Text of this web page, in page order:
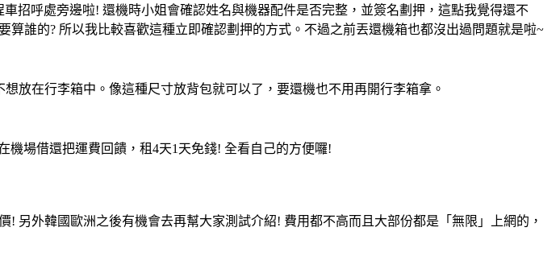
招呼處旁邊啦! 還機時小姐會確認姓名與機器配件是否完整，並簽名劃押，這點我覺得還不
誰的? 所以我比較喜歡這種立即確認劃押的方式。不過之前丟還機箱也都沒出過問題就是啦~
放在行李箱中。像這種尺寸放背包就可以了，要還機也不用再開行李箱拿。
場借還把運費回饋，租4天1天免錢! 全看自己的方便囉!
另外韓國歐洲之後有機會去再幫大家測試介紹! 費用都不高而且大部份都是「無限」上網的，